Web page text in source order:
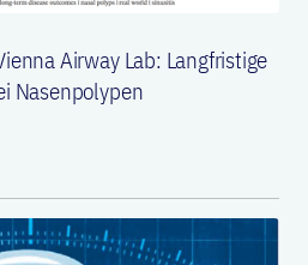
Airway Lab: Langfristige
Nasenpolypen